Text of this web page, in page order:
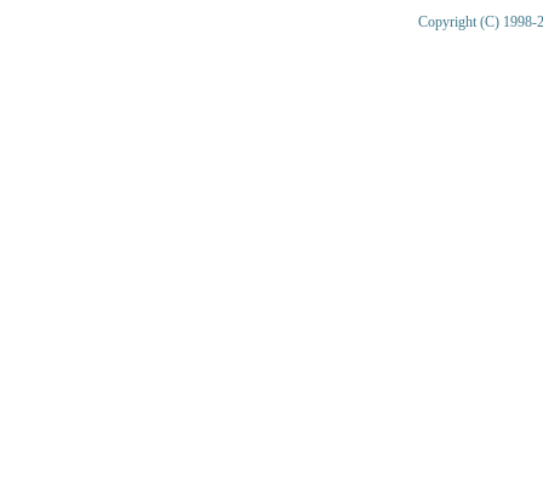
Copyright (C) 1998-